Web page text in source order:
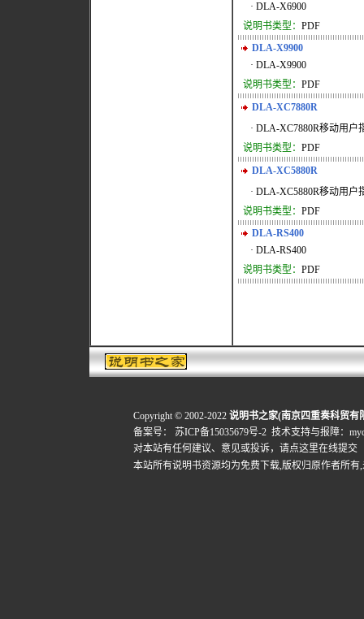
· DLA-X6900
说明书类型： PDF
DLA-X9900
· DLA-X9900
说明书类型： PDF
DLA-XC7880R
· DLA-XC7880R移动用户
说明书类型： PDF
DLA-XC5880R
· DLA-XC5880R移动用户
说明书类型： PDF
DLA-RS400
· DLA-RS400
说明书类型： PDF
Copyright © 2002-2022 说明书之家(南京四重奏科贸有
备案号：
苏ICP备15035679号-2 技术支持与报障：
对本站有任何建议、意见或投诉， 请点这里在线提交
本站所有说明书资源均为免费下载,版权归原作者所